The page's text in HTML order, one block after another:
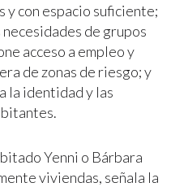
y con espacio suficiente;
de grupos
acceso a empleo y
de zonas de riesgo; y
la identidad y las
Yenni o Bárbara
viviendas, señala la